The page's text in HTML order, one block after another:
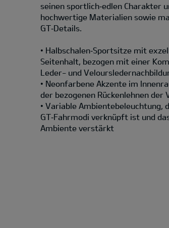
seinen sportlich‑edlen Charakter
hochwertige Materialien sowie
GT‑Details.
• Halbschalen‑Sportsitze mit
Seitenhalt, bezogen mit einer
Leder- und
• Neonfarbene Akzente im
der bezogenen Rückenlehnen der
• Variable Ambientebeleuchtung,
GT‑Fahrmodi verknüpft ist und
Ambiente verstärkt